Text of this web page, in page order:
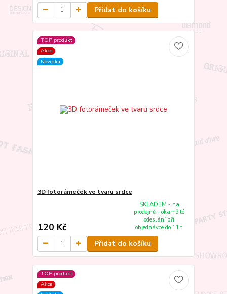
Přidat do košíku
TOP produkt
Akce
Novinka
3D fotorámeček ve tvaru srdce
120 Kč
SKLADEM - na
prodejně - okamžité
odeslání při
objednávce do 11h
Přidat do košíku
TOP produkt
Akce